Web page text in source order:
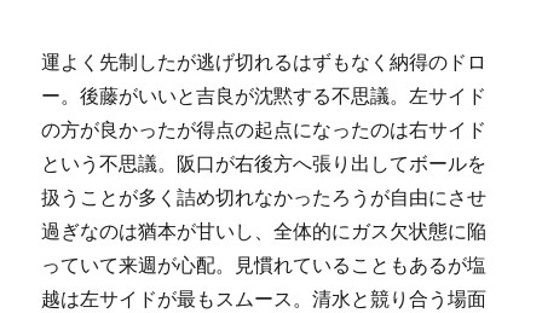
運よく先制したが逃げ切れるはずもなく納得のドロ
ー。後藤がいいと吉良が沈黙する不思議。左サイド
の方が良かったが得点の起点になったのは右サイド
という不思議。阪口が右後方へ張り出してボールを
扱うことが多く詰め切れなかったろうが自由にさせ
過ぎなのは猶本が甘いし、全体的にガス欠状態に陥
っていて来週が心配。見慣れていることもあるが塩
越は左サイドが最もスムース。清水と競り合う場面